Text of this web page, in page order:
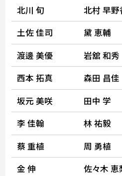
北川 旬
北村 早野
土佐 佳司
黛 恵輔
渡邊 美優
岩舘 和秀
西本 拓真
森田 昌佳
坂元 美咲
田中 学
李 佳翰
林 祐毅
蔡 重植
周 勇植
金 伸
佐々木 恵